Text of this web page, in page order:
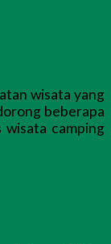
wisata yang
beberapa
wisata camping